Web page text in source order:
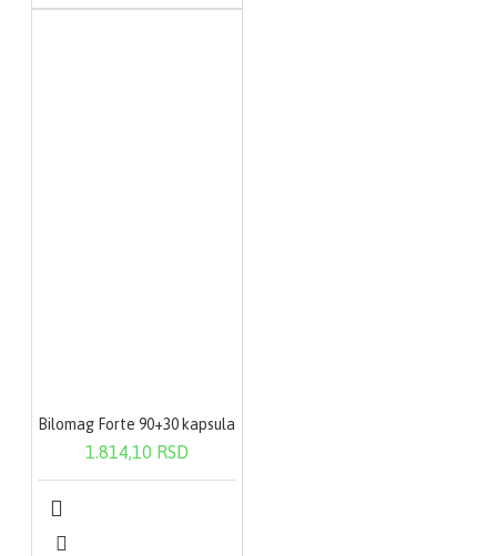
Bilomag Forte 90+30 kapsula
1.814,10 RSD